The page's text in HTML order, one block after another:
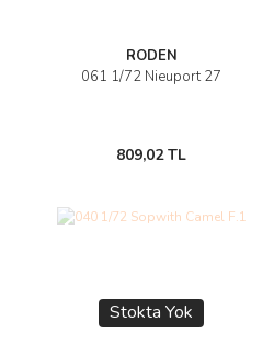
RODEN
061 1/72 Nieuport 27
809,02 TL
Stokta Yok